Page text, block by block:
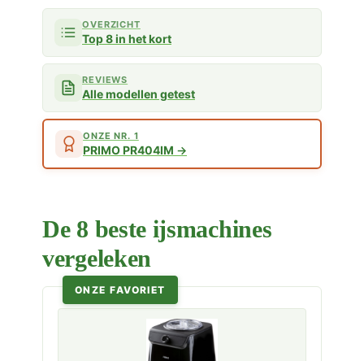
OVERZICHT
Top 8 in het kort
REVIEWS
Alle modellen getest
ONZE NR. 1
PRIMO PR404IM
De 8 beste ijsmachines
vergeleken
ONZE FAVORIET